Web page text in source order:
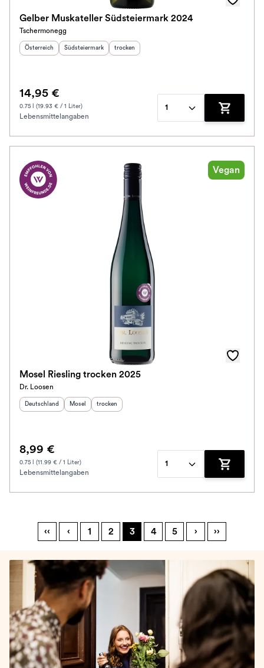
Gelber Muskateller Südsteiermark 2024
Tschermonegg
Herkunftsland
Österreich Herkunftsregion
Südsteiermark Geschmack
trocken
14,95 €
0.75 l (19.93 € / 1 Liter)
Lebensmittelangaben
1
Zum
Vegan
Mosel Riesling trocken 2025
Dr. Loosen
Herkunftsland
Deutschland Herkunftsregion:
Mosel Geschmack
trocken
8,99 €
0.75 l (11.99 € / 1 Liter)
Lebensmittelangaben
1
Zum
‹‹ ‹ 1 2 3 4 5 › ››